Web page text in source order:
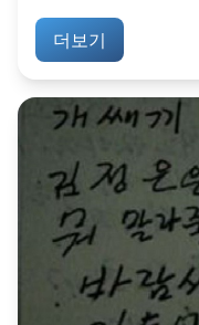
더보기